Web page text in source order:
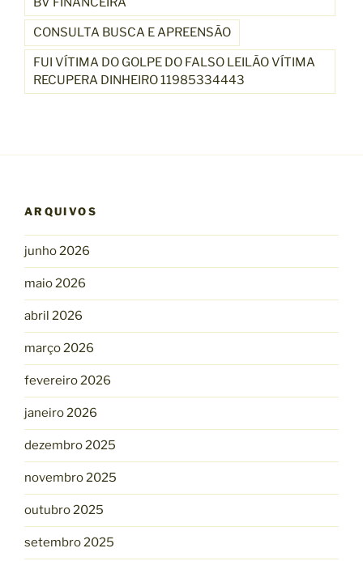
CONSULTA BUSCA E APREENSÃO
FUI VÍTIMA DO GOLPE DO FALSO LEILÃO VÍTIMA
RECUPERA DINHEIRO 11985334443
ARQUIVOS
junho 2026
maio 2026
abril 2026
março 2026
fevereiro 2026
janeiro 2026
dezembro 2025
novembro 2025
outubro 2025
setembro 2025